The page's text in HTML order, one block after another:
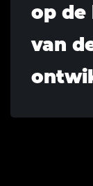
op de
van